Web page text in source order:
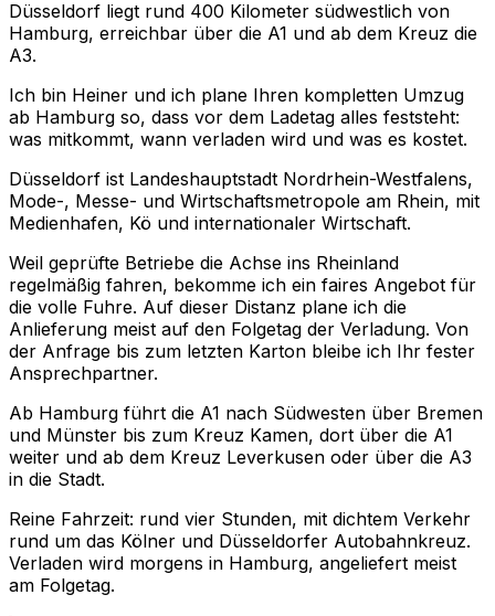
Düsseldorf liegt rund 400 Kilometer südwestlich von
Hamburg, erreichbar über die A1 und ab dem Kreuz die
A3.
Ich bin Heiner und ich plane Ihren kompletten Umzug
ab Hamburg so, dass vor dem Ladetag alles feststeht:
was mitkommt, wann verladen wird und was es kostet.
Düsseldorf ist Landeshauptstadt Nordrhein-Westfalens,
Mode-, Messe- und Wirtschaftsmetropole am Rhein, mit
Medienhafen, Kö und internationaler Wirtschaft.
Weil geprüfte Betriebe die Achse ins Rheinland
regelmäßig fahren, bekomme ich ein faires Angebot für
die volle Fuhre. Auf dieser Distanz plane ich die
Anlieferung meist auf den Folgetag der Verladung. Von
der Anfrage bis zum letzten Karton bleibe ich Ihr fester
Ansprechpartner.
Ab Hamburg führt die A1 nach Südwesten über Bremen
und Münster bis zum Kreuz Kamen, dort über die A1
weiter und ab dem Kreuz Leverkusen oder über die A3
in die Stadt.
Reine Fahrzeit: rund vier Stunden, mit dichtem Verkehr
rund um das Kölner und Düsseldorfer Autobahnkreuz.
Verladen wird morgens in Hamburg, angeliefert meist
am Folgetag.